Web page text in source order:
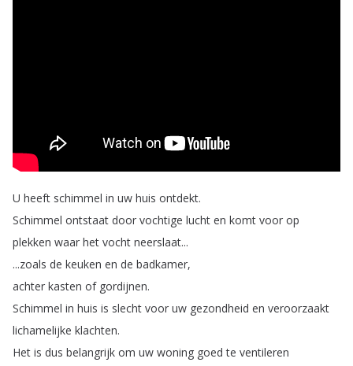
U heeft schimmel in uw huis ontdekt.
Schimmel ontstaat door vochtige lucht en komt voor op
plekken waar het vocht neerslaat...
...zoals de keuken en de badkamer,
achter kasten of gordijnen.
Schimmel in huis is slecht voor uw gezondheid en veroorzaakt
lichamelijke klachten.
Het is dus belangrijk om uw woning goed te ventileren